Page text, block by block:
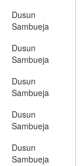
Dusun
Sambueja
Dusun
Sambueja
Dusun
Sambueja
Dusun
Sambueja
Dusun
Sambueja